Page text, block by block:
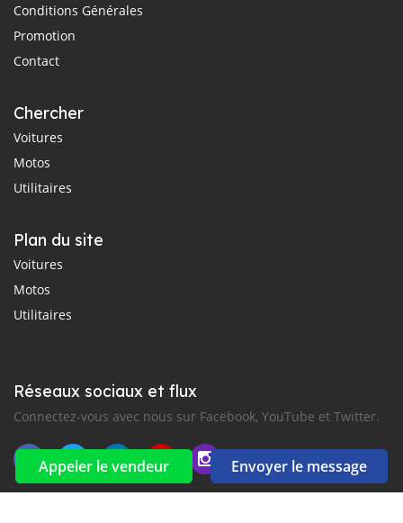
Appeler le vendeur Envoyer le message
Conditions Générales
Promotion
Contact
Chercher
Voitures
Motos
Utilitaires
Plan du site
Voitures
Motos
Utilitaires
Réseaux sociaux et flux
Connectez-vous avec nous sur Facebook, YouTube et Twitter.